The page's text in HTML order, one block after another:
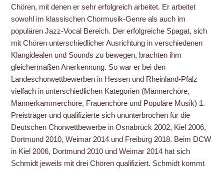
Chören, mit denen er sehr erfolgreich arbeitet. Er arbeitet
sowohl im klassischen Chormusik-Genre als auch im
populären Jazz-Vocal Bereich. Der erfolgreiche Spagat, sich
mit Chören unterschiedlicher Ausrichtung in verschiedenen
Klangidealen und Sounds zu bewegen, brachten ihm
gleichermaßen Anerkennung. So war er bei den
Landeschorwettbewerben in Hessen und Rheinland-Pfalz
vielfach in unterschiedlichen Kategorien (Männerchöre,
Männerkammerchöre, Frauenchöre und Populäre Musik) 1.
Preisträger und qualifizierte sich ununterbrochen für die
Deutschen Chorwettbewerbe in Osnabrück 2002, Kiel 2006,
Dortmund 2010, Weimar 2014 und Freiburg 2018. Beim DCW
in Kiel 2006, Dortmund 2010 und Weimar 2014 hat sich
Schmidt jeweils mit drei Chören qualifiziert. Schmidt kommt